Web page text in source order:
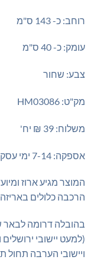
רוחב: כ- 143 ס"מ
עומק: כ- 40 ס"מ
צבע: שחור
מק"ט: HM03086
משלוח: 39 ₪ יח'
אספקה: 7-14 ימי עסקים
המוצר מגיע ארוז
הרכבה כלולים